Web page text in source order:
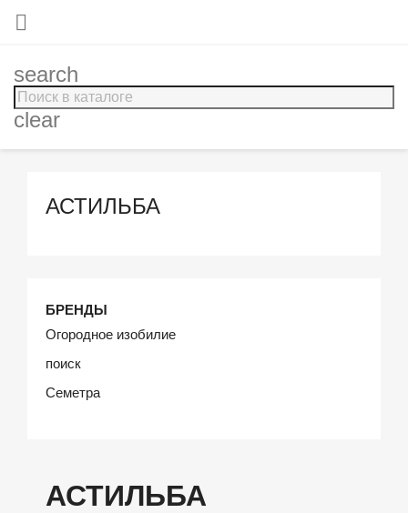

search
clear
АСТИЛЬБА
БРЕНДЫ
Огородное изобилие
поиск
Семетра
АСТИЛЬБА